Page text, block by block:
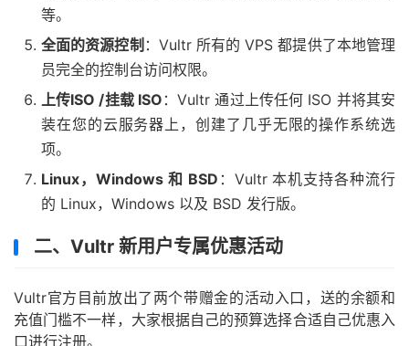
等。
全面的资源控制 ：Vultr 所有的 VPS 都提供了本地管理
员完全的控制台访问权限。
上传ISO /挂载 ISO ：Vultr 通过上传任何 ISO 并将其安
装在您的云服务器上，创建了几乎无限的操作系统选
项。
Linux，Windows 和 BSD ：Vultr 本机支持各种流行
的 Linux，Windows 以及 BSD 发行版。
二、Vultr 新用户专属优惠活动
Vultr官方目前放出了两个带赠金的活动入口，送的余额和
充值门槛不一样，大家根据自己的预算选择合适自己优惠入
口进行注册。